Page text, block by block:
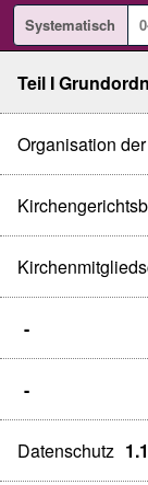
Systematisch
Teil I
Organisation
-
-
Datenschutz